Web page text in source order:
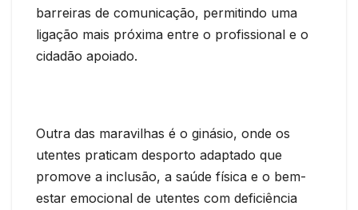
barreiras de comunicação, permitindo uma
ligação mais próxima entre o profissional e o
cidadão apoiado.
Outra das maravilhas é o ginásio, onde os
utentes praticam desporto adaptado que
promove a inclusão, a saúde física e o bem-
estar emocional de utentes com deficiência